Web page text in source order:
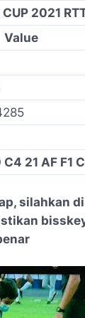
2021
Value
21 AF F1
silahkan